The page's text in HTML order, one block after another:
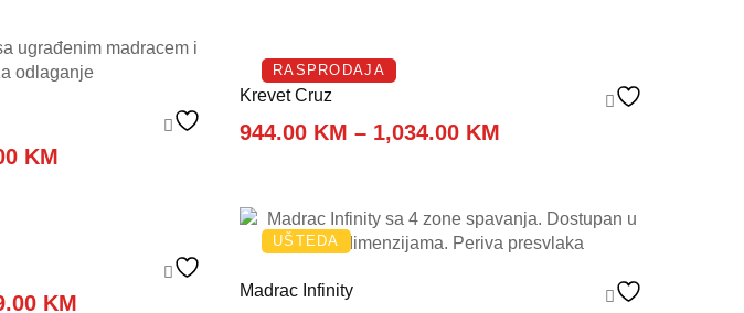
KMPrice
1,249.00 KM
RASPRODAJA
Krevet Cruz
944.00 KM – 1,034.00 KMPrice
1,034.00 KM
KMPrice
UŠTEDA
Madrac Infinity